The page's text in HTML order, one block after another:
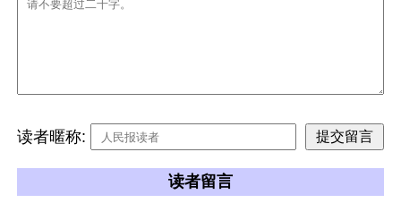
读者暱称:
读者留言